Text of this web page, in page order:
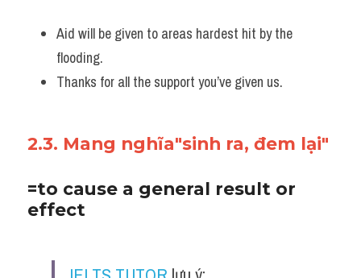
Aid will be given to areas hardest hit by the
flooding.
Thanks for all the support you’ve given us.
2.3. Mang nghĩa"sinh ra, đem lại"
=to cause a general result or
effect